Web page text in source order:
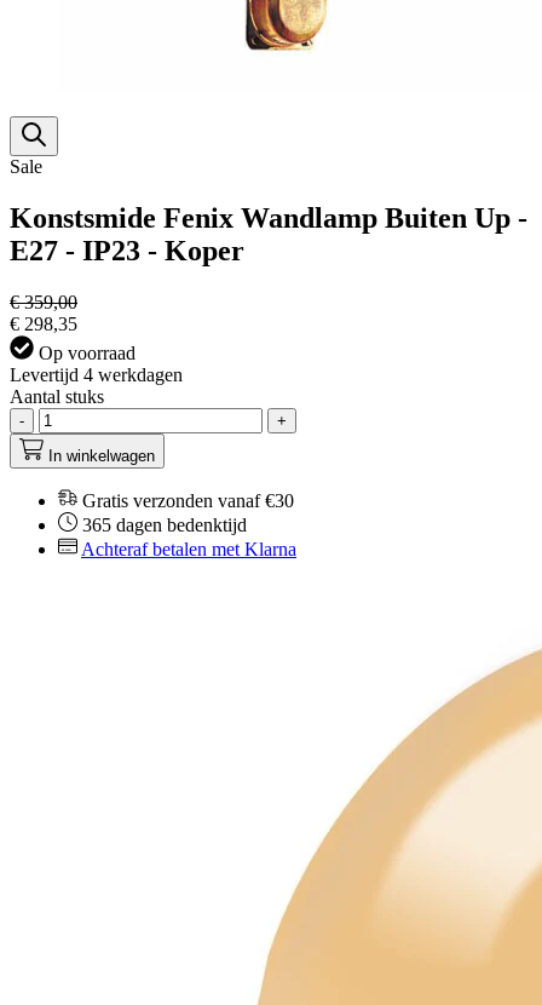
Sale
Konstsmide Fenix Wandlamp Buiten Up -
E27 - IP23 - Koper
€ 359,00
€ 298,35
Op voorraad
Levertijd 4 werkdagen
Aantal stuks
-
+
In winkelwagen
Gratis verzonden vanaf €30
365 dagen bedenktijd
Achteraf betalen met Klarna